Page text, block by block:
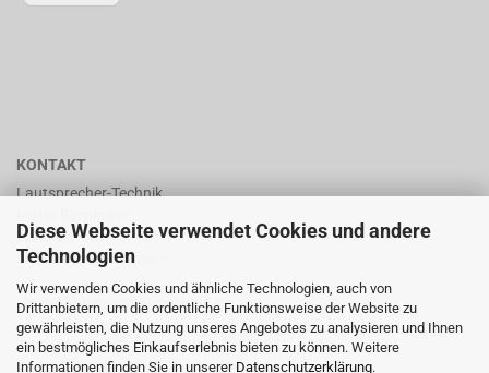
Diese Webseite verwendet Cookies und andere
Technologien
Wir verwenden Cookies und ähnliche Technologien, auch von
Drittanbietern, um die ordentliche Funktionsweise der Website zu
gewährleisten, die Nutzung unseres Angebotes zu analysieren und Ihnen
ein bestmögliches Einkaufserlebnis bieten zu können. Weitere
Informationen finden Sie in unserer Datenschutzerklärung.
KONTAKT
Lautsprecher-Technik
Frankenhäuserstr. 65
99706 Sondershausen
shop@lautsprecher-technik.de
Tel.: +49 (0) 36 32 / 757 876
Fax: +49 (0) 36 32 / 757 875